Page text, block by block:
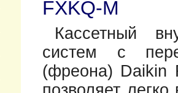
FXKQ-M
Кассетный
систем с
(фреона) Daikin